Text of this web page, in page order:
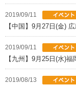
2019/09/11
【中国】9月27日(金)
2019/09/11
【九州】9月25日(水)
2019/08/13